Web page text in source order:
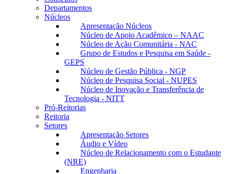
Departamentos
Núcleos
Apresentação Núcleos
Núcleo de Apoio Acadêmico – NAAC
Núcleo de Ação Comunitária - NAC
Grupo de Estudos e Pesquisa em Saúde -
GEPS
Núcleo de Gestão Pública - NGP
Núcleo de Pesquisa Social - NUPES
Núcleo de Inovação e Transferência de
Tecnologia - NITT
Pró-Reitorias
Reitoria
Setores
Apresentação Setores
Áudio e Vídeo
Núcleo de Relacionamento com o Estudante
(NRE)
Engenharia